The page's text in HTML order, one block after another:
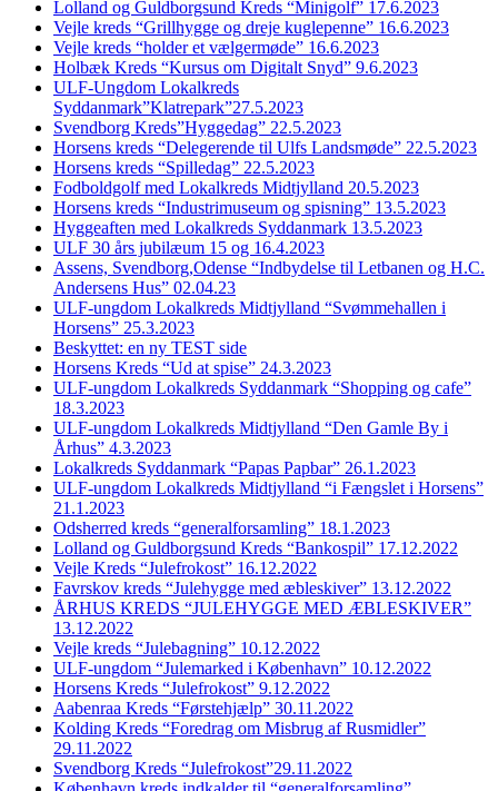
Lolland og Guldborgsund Kreds “Minigolf” 17.6.2023
Vejle kreds “Grillhygge og dreje kuglepenne” 16.6.2023
Vejle kreds “holder et vælgermøde” 16.6.2023
Holbæk Kreds “Kursus om Digitalt Snyd” 9.6.2023
ULF-Ungdom Lokalkreds
Syddanmark”Klatrepark”27.5.2023
Svendborg Kreds”Hyggedag” 22.5.2023
Horsens kreds “Delegerende til Ulfs Landsmøde” 22.5.2023
Horsens kreds “Spilledag” 22.5.2023
Fodboldgolf med Lokalkreds Midtjylland 20.5.2023
Horsens kreds “Industrimuseum og spisning” 13.5.2023
Hyggeaften med Lokalkreds Syddanmark 13.5.2023
ULF 30 års jubilæum 15 og 16.4.2023
Assens, Svendborg,Odense “Indbydelse til Letbanen og H.C.
Andersens Hus” 02.04.23
ULF-ungdom Lokalkreds Midtjylland “Svømmehallen i
Horsens” 25.3.2023
Beskyttet: en ny TEST side
Horsens Kreds “Ud at spise” 24.3.2023
ULF-ungdom Lokalkreds Syddanmark “Shopping og cafe”
18.3.2023
ULF-ungdom Lokalkreds Midtjylland “Den Gamle By i
Århus” 4.3.2023
Lokalkreds Syddanmark “Papas Papbar” 26.1.2023
ULF-ungdom Lokalkreds Midtjylland “i Fængslet i Horsens”
21.1.2023
Odsherred kreds “generalforsamling” 18.1.2023
Lolland og Guldborgsund Kreds “Bankospil” 17.12.2022
Vejle Kreds “Julefrokost” 16.12.2022
Favrskov kreds “Julehygge med æbleskiver” 13.12.2022
ÅRHUS KREDS “JULEHYGGE MED ÆBLESKIVER”
13.12.2022
Vejle kreds “Julebagning” 10.12.2022
ULF-ungdom “Julemarked i København” 10.12.2022
Horsens Kreds “Julefrokost” 9.12.2022
Aabenraa Kreds “Førstehjælp” 30.11.2022
Kolding Kreds “Foredrag om Misbrug af Rusmidler”
29.11.2022
Svendborg Kreds “Julefrokost”29.11.2022